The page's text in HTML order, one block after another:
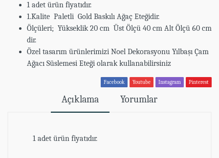
1 adet ürün fiyatıdır.
1.Kalite Paletli Gold Baskılı Ağaç Eteğidir.
Ölçüleri; Yükseklik 20 cm Üst Ölçü 40 cm Alt Ölçü 60 cm
dir.
Özel tasarım ürünlerimizi Noel Dekorasyonu Yılbaşı Çam
Ağacı Süslemesi Eteği olarak kullanabilirsiniz
Facebook Youtube Instagram Pinterest
Açıklama Yorumlar
1 adet ürün fiyatıdır.